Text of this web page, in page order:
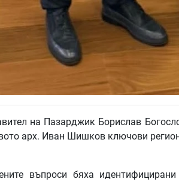
на Пазарджик Борислав
арх. Иван Шишков ключови
въпроси бяха